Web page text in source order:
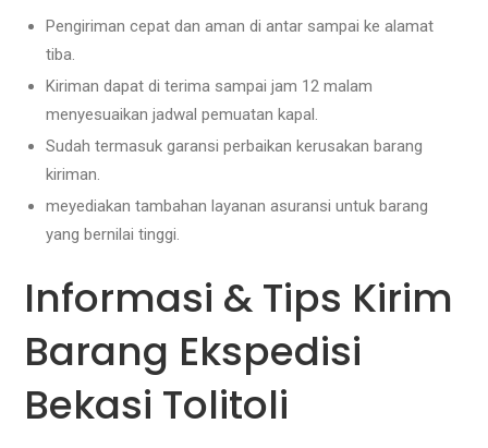
Pengiriman cepat dan aman di antar sampai ke alamat
tiba.
Kiriman dapat di terima sampai jam 12 malam
menyesuaikan jadwal pemuatan kapal.
Sudah termasuk garansi perbaikan kerusakan barang
kiriman.
meyediakan tambahan layanan asuransi untuk barang
yang bernilai tinggi.
Informasi & Tips Kirim
Barang Ekspedisi
Bekasi Tolitoli